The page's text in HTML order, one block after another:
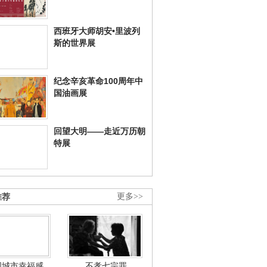
西班牙大师胡安•里波列
斯的世界展
纪念辛亥革命100周年中
国油画展
回望大明——走近万历朝
特展
更多>>
荐